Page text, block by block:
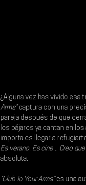
¿Alguna vez has vivido esa
Arms” captura con una
pareja después de que
los pájaros ya cantan en
importa es llegar a
Es verano. Es cine... Creo
absoluta.
“Club To Your Arms” es una